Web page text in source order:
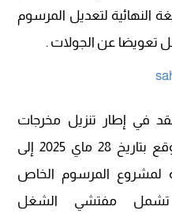
النهائية لتعديل المرسوم
تعويضا عن الجولات .
في إطار تنزيل مخرجات
الاتفاق المضمن بالمحضر الموقع بتاريخ 28 ماي 2025 إلى
لمشروع المرسوم الخاص
تشمل مفتشي الشغل